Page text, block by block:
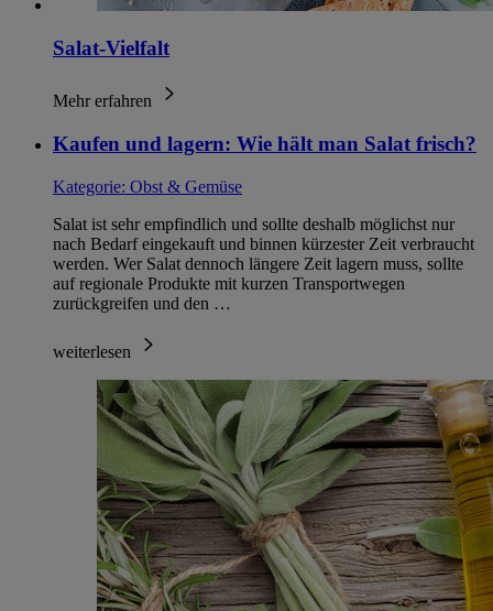
Salat-Vielfalt
Mehr erfahren
Kaufen und lagern: Wie hält man Salat frisch?
Kategorie: Obst & Gemüse
Salat ist sehr empfindlich und sollte deshalb möglichst nur
nach Bedarf eingekauft und binnen kürzester Zeit verbraucht
werden. Wer Salat dennoch längere Zeit lagern muss, sollte
auf regionale Produkte mit kurzen Transportwegen
zurückgreifen und den …
weiterlesen